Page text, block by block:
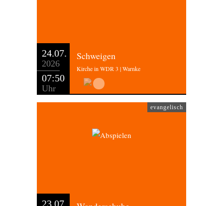
24.07.
2026
07:50
Uhr
Schweigen
Kirche in WDR 3 | Warnke
evangelisch
23.07.